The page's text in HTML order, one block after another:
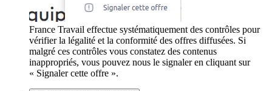
France Travail effectue systématiquement des contrôles pour
vérifier la légalité et la conformité des offres diffusées. Si
malgré ces contrôles vous constatez des contenus
inappropriés, vous pouvez nous le signaler en cliquant sur
« Signaler cette offre ».